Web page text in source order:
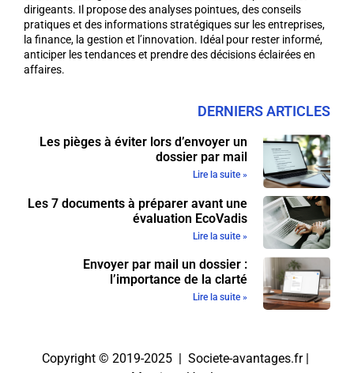
dirigeants. Il propose des analyses pointues, des conseils
pratiques et des informations stratégiques sur les entreprises,
la finance, la gestion et l’innovation. Idéal pour rester informé,
anticiper les tendances et prendre des décisions éclairées en
affaires.
DERNIERS ARTICLES
Les pièges à éviter lors d’envoyer un
dossier par mail
Lire la suite »
Les 7 documents à préparer avant une
évaluation EcoVadis
Lire la suite »
Envoyer par mail un dossier :
l’importance de la clarté
Lire la suite »
Copyright © 2019-2025 | Societe-avantages.fr |